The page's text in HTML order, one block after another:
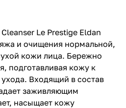
Le Prestige Eldan
и очищения нормальной,
кожи лица. Бережно
подготавливая кожу к
Входящий в состав
заживляющим
насыщает кожу